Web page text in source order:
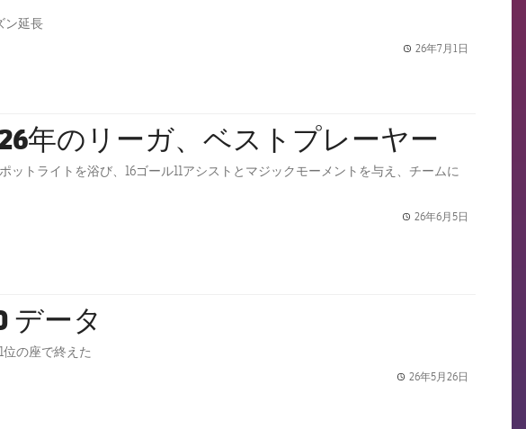
ン延長
26年7月1日
年のリーガ、ベストプレーヤー
トライトを浴び、16ゴール11アシストとマジックモーメントを与え、チームに
26年6月5日
データ
の座で終えた
26年5月26日